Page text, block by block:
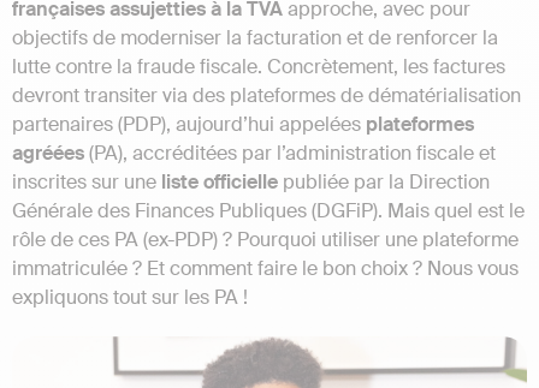
françaisesassujetties à la TVAapproche, avec pour
objectifs de moderniser la facturation et de renforcer la
lutte contre la fraude fiscale. Concrètement, les factures
devront transiter via des plateformes de dématérialisation
partenaires (PDP), aujourd’hui appelées plateformes
agréées(PA), accréditées par l’administration fiscale et
inscrites sur une listeofficielle publiée par la Direction
Générale des Finances Publiques (DGFiP). Mais quel est le
rôle de ces PA (ex-PDP) ? Pourquoi utiliser une plateforme
immatriculée ? Et comment faire le bon choix ? Nous vous
expliquons tout sur les PA !